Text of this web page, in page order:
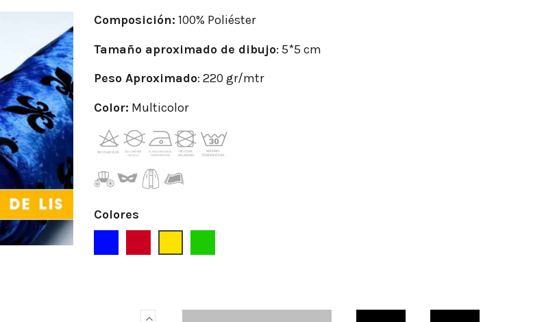
Composición: 100% Poliéster
Tamaño aproximado de dibujo: 5*5 cm
Peso Aproximado: 220 gr/mtr
Color: Multicolor
Colores